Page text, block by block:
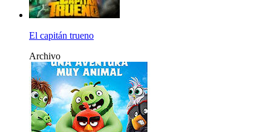
El capitán trueno
Archivo